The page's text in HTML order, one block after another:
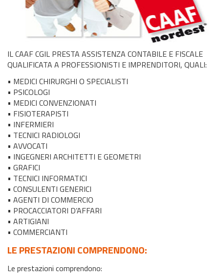
IL CAAF CGIL PRESTA ASSISTENZA CONTABILE E FISCALE
QUALIFICATA A PROFESSIONISTI E IMPRENDITORI, QUALI:
• MEDICI CHIRURGHI O SPECIALISTI
• PSICOLOGI
• MEDICI CONVENZIONATI
• FISIOTERAPISTI
• INFERMIERI
• TECNICI RADIOLOGI
• AVVOCATI
• INGEGNERI ARCHITETTI E GEOMETRI
• GRAFICI
• TECNICI INFORMATICI
• CONSULENTI GENERICI
• AGENTI DI COMMERCIO
• PROCACCIATORI D’AFFARI
• ARTIGIANI
• COMMERCIANTI
LE PRESTAZIONI COMPRENDONO:
Le prestazioni comprendono: